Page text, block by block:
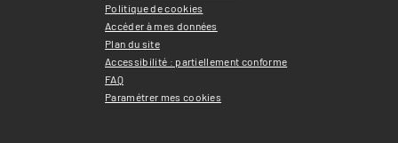
Politique de cookies
Accéder à mes données
Plan du site
Accessibilité : partiellement conforme
FAQ
Paramétrer mes cookies